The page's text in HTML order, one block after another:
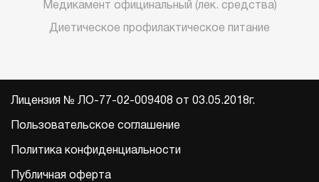
Медикамент официнальный (лек. средства)
Диетическое профилактическое питание
Лицензия № ЛО-77-02-009408 от 03.05.2018г.
Пользовательское соглашение
Политика конфиденциальности
Публичная оферта